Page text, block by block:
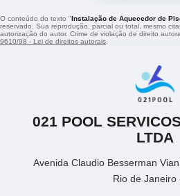
O conteúdo do texto "Instalação de Aquecedor de
reservado. Sua reprodução, parcial ou total, mesmo
autorização do autor. Crime de violação de direito
9610/98 - Lei de direitos autorais
021 POOL
LTDA
Avenida Claudio Besserman
Rio de Janeiro